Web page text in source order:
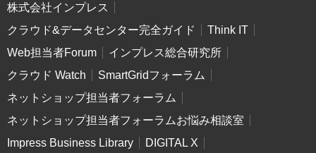
株式会社インプレス
クラウド&データセンター完全ガイド
Think IT
Web担当者Forum
インプレス総合研究所
クラウド Watch
SmartGridフォーラム
ネットショップ担当者フォーラム
ネットショップ担当者フォーラムお悩み相談室
Impress Business Library
DIGITAL X